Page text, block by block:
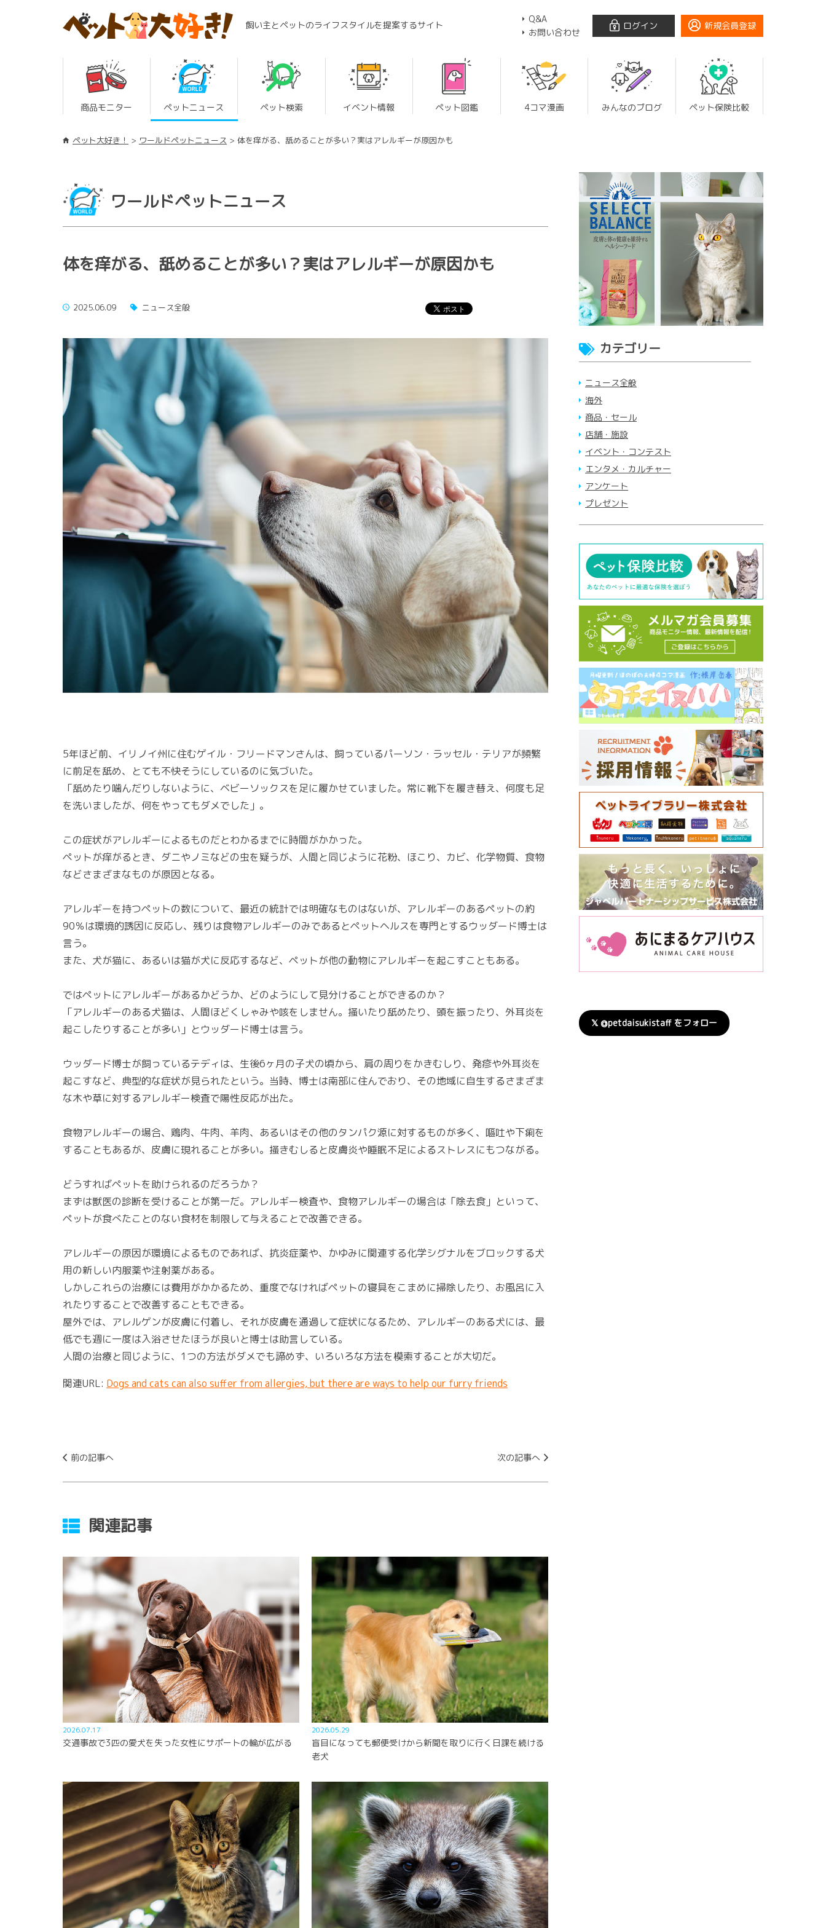
飼い主とペットのライフスタイルを提案するサイト
Q&A
お問い合わせ
ログイン 新規会員登録
商品モニター ペットニュース ペット検索 イベント情報 ペット図鑑 4コマ漫画 みんなのブログ ペット保険比較
ペット大好き！ ワールドペットニュース 体を痒がる、舐めることが多い？実はアレルギーが原因かも
ワールドペットニュース
体を痒がる、舐めることが多い？実はアレルギーが原因かも
2025.06.09 ニュース全般
5年ほど前、イリノイ州に住むゲイル・フリードマンさんは、飼っているパーソン・ラッセル・テリアが頻繁
に前足を舐め、とても不快そうにしているのに気づいた。
「舐めたり噛んだりしないように、ベビーソックスを足に履かせていました。常に靴下を履き替え、何度も足
を洗いましたが、何をやってもダメでした」。
この症状がアレルギーによるものだとわかるまでに時間がかかった。
ペットが痒がるとき、ダニやノミなどの虫を疑うが、人間と同じように花粉、ほこり、カビ、化学物質、食物
などさまざまなものが原因となる。
アレルギーを持つペットの数について、最近の統計では明確なものはないが、アレルギーのあるペットの約
90％は環境的誘因に反応し、残りは食物アレルギーのみであるとペットヘルスを専門とするウッダード博士は
言う。
また、犬が猫に、あるいは猫が犬に反応するなど、ペットが他の動物にアレルギーを起こすこともある。
ではペットにアレルギーがあるかどうか、どのようにして見分けることができるのか？
「アレルギーのある犬猫は、人間ほどくしゃみや咳をしません。掻いたり舐めたり、頭を振ったり、外耳炎を
起こしたりすることが多い」とウッダード博士は言う。
ウッダード博士が飼っているテディは、生後6ヶ月の子犬の頃から、肩の周りをかきむしり、発疹や外耳炎を
起こすなど、典型的な症状が見られたという。当時、博士は南部に住んでおり、その地域に自生するさまざま
な木や草に対するアレルギー検査で陽性反応が出た。
食物アレルギーの場合、鶏肉、牛肉、羊肉、あるいはその他のタンパク源に対するものが多く、嘔吐や下痢を
することもあるが、皮膚に現れることが多い。掻きむしると皮膚炎や睡眠不足によるストレスにもつながる。
どうすればペットを助けられるのだろうか？
まずは獣医の診断を受けることが第一だ。アレルギー検査や、食物アレルギーの場合は「除去食」といって、
ペットが食べたことのない食材を制限して与えることで改善できる。
アレルギーの原因が環境によるものであれば、抗炎症薬や、かゆみに関連する化学シグナルをブロックする犬
用の新しい内服薬や注射薬がある。
しかしこれらの治療には費用がかかるため、重度でなければペットの寝具をこまめに掃除したり、お風呂に入
れたりすることで改善することもできる。
屋外では、アレルゲンが皮膚に付着し、それが皮膚を通過して症状になるため、アレルギーのある犬には、最
低でも週に一度は入浴させたほうが良いと博士は助言している。
人間の治療と同じように、1つの方法がダメでも諦めず、いろいろな方法を模索することが大切だ。
関連URL: Dogs and cats can also suffer from allergies, but there are ways to help our furry friends
前の記事へ 次の記事へ
関連記事
2026.07.17
交通事故で3匹の愛犬を失った女性にサポートの輪が広がる
2026.05.29
盲目になっても郵便受けから新聞を取りに行く日課を続ける
老犬
カテゴリー
ニュース全般
海外
商品・セール
店舗・施設
イベント・コンテスト
エンタメ・カルチャー
アンケート
プレゼント
𝕏 @petdaisukistaff をフォロー